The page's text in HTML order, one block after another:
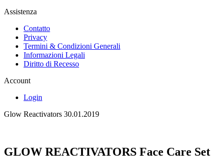
Assistenza
Contatto
Privacy
Termini & Condizioni Generali
Informazioni Legali
Diritto di Recesso
Account
Login
Glow Reactivators 30.01.2019
GLOW REACTIVATORS Face Care Set